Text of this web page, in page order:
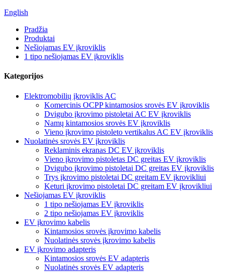
English
Pradžia
Produktai
Nešiojamas EV įkroviklis
1 tipo nešiojamas EV įkroviklis
Kategorijos
Elektromobilių įkroviklis AC
Komercinis OCPP kintamosios srovės EV įkroviklis
Dvigubo įkrovimo pistoletai AC EV įkroviklis
Namų kintamosios srovės EV įkroviklis
Vieno įkrovimo pistoleto vertikalus AC EV įkroviklis
Nuolatinės srovės EV įkroviklis
Reklaminis ekranas DC EV įkroviklis
Vieno įkrovimo pistoletas DC greitas EV įkroviklis
Dvigubo įkrovimo pistoletai DC greitas EV įkroviklis
Trys įkrovimo pistoletai DC greitam EV įkrovikliui
Keturi įkrovimo pistoletai DC greitam EV įkrovikliui
Nešiojamas EV įkroviklis
1 tipo nešiojamas EV įkroviklis
2 tipo nešiojamas EV įkroviklis
EV įkrovimo kabelis
Kintamosios srovės įkrovimo kabelis
Nuolatinės srovės įkrovimo kabelis
EV įkrovimo adapteris
Kintamosios srovės EV adapteris
Nuolatinės srovės EV adapteris